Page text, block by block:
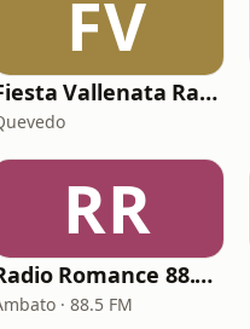
FV
Fiesta Vallenata Radio
RR
Radio Romance 88.5 FM
· 88.5 FM